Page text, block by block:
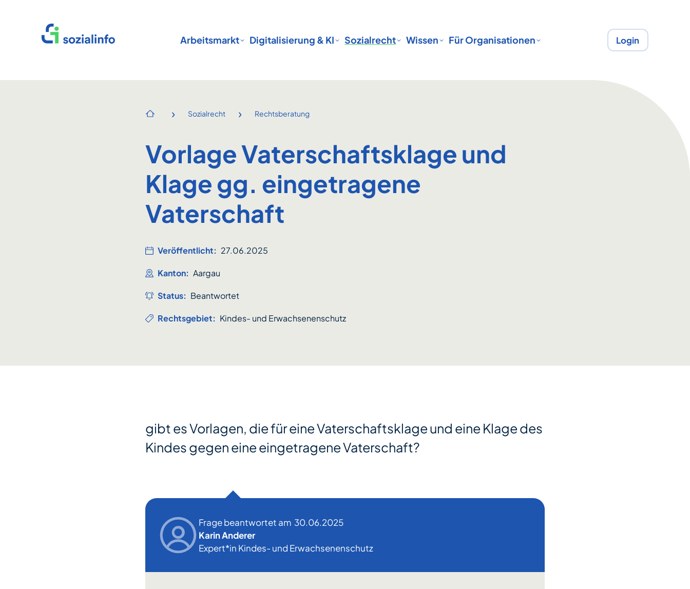
Startseite
Arbeitsmarkt Digitalisierung & KI Sozialrecht Wissen Für Organisationen Login
Startseite
› Sozialrecht › Rechtsberatung
Vorlage Vaterschaftsklage und
Klage gg. eingetragene
Vaterschaft
Veröffentlicht: 27.06.2025
Kanton: Aargau
Status: Beantwortet
Rechtsgebiet: Kindes- und Erwachsenenschutz
gibt es Vorlagen, die für eine Vaterschaftsklage und eine Klage des
Kindes gegen eine eingetragene Vaterschaft?
Frage beantwortet am 30.06.2025
Karin Anderer
Expert*in Kindes- und Erwachsenenschutz